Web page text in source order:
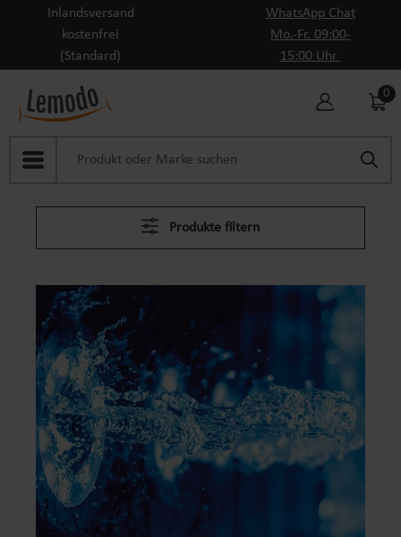
Zum Hauptinhalt springen
Inlandsversand
kostenfrei
(Standard)
WhatsApp Chat
Mo.-Fr. 09:00-
15:00 Uhr
0
Produkte filtern